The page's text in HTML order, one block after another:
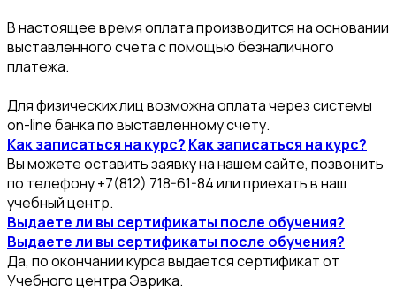
В настоящее время оплата производится на основании
выставленного счета с помощью безналичного
платежа.
Для физических лиц возможна оплата через системы
on-line банка по выставленному счету.
Как записаться на курс? Как записаться на курс?
Вы можете оставить заявку на нашем сайте, позвонить
по телефону +7(812) 718-61-84 или приехать в наш
учебный центр.
Выдаете ли вы сертификаты после обучения?
Выдаете ли вы сертификаты после обучения?
Да, по окончании курса выдается сертификат от
Учебного центра Эврика.